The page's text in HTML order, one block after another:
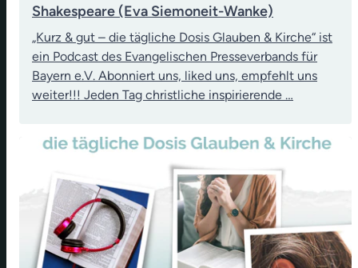
Shakespeare (Eva Siemoneit-Wanke)
„Kurz & gut – die tägliche Dosis Glauben & Kirche“ ist
ein Podcast des Evangelischen Presseverbands für
Bayern e.V. Abonniert uns, liked uns, empfehlt uns
weiter!!! Jeden Tag christliche inspirierende …